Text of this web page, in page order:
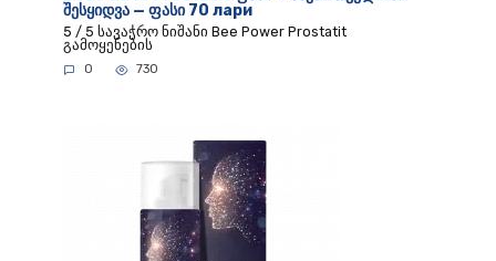
შესყიდვა — ფასი 70 лари
5 / 5 სავაჭრო ნიშანი Bee Power Prostatit
გამოყენების
0 730